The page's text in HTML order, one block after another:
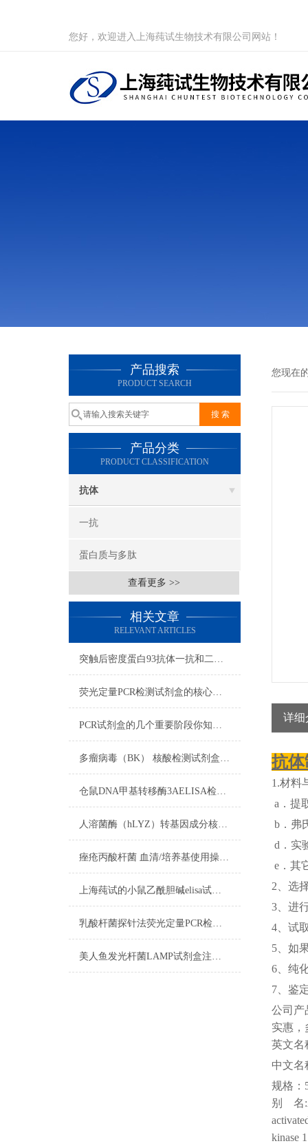
您好，欢迎进入上海莼试生物技术有限公司网站！
产品搜索
PRODUCT SEARCH
产品分类
PRODUCT CLASSIFICATION
抗体
一抗
蛋白质与多肽
查看更多 >>
相关文章
RELEVANT ARTICLES
突触后密度蛋白93抗体一抗和二抗的区别
荧光定量PCR检测试剂盒的核心在于“实时”与“定量”
PCR试剂盒的几个重要阶段你知道吗？
多瘤病毒（BK） 核酸检测试剂盒（PCR-荧光探针法）反应流程常规程序
仓鼠DNA甲基转移酶3AELISA检测试剂盒​使用注意说明
人溶菌酶（hLYZ）转基因成分核酸检测试剂盒​的试剂准备
痤疮丙酸杆菌 血清/培养基使用操作方法
上海莼试的小鼠乙酰胆碱elisa试剂盒是您科研试剂领域中的可信伙伴
乳酸杆菌探针法荧光定量PCR检测试剂盒使用方法
美人鱼发光杆菌LAMP试剂盒注意事项
您现在
详细
抗
1.材料
a．提
b．弗
d．实
e．其
2、选
3、进
4、试
5、如
6、纯
7、鉴
公司 产
实惠，
英文名
中文名
规格：
别
名
kinase